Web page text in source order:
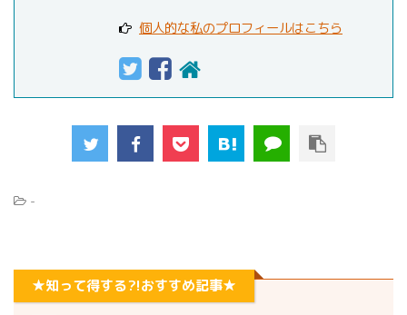
個人的な私のプロフィールはこちら
-
★知って得する?!おすすめ記事★